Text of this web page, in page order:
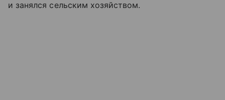
и занялся сельским хозяйством.